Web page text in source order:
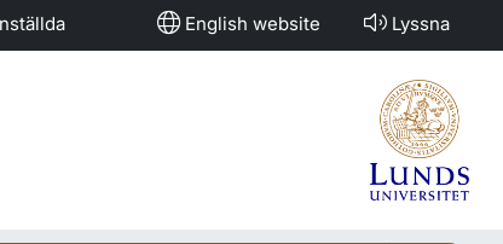
English website Lyssna